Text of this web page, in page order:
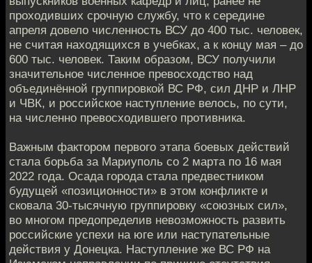
проходивших срочную службу, что к середине
апреля довело численность ВСУ до 400 тыс. человек,
не считая находящихся в учебках, а к концу мая – до
600 тыс. человек. Таким образом, ВСУ получили
значительное численное превосходство над
объединённой группировкой ВС РФ, сил ДНР и ЛНР
и ЧВК, и российское наступление велось, по сути,
на численно превосходившего противника.
Важным фактором первого этапа боевых действий
стала борьба за Мариуполь со 2 марта по 16 мая
2022 года. Осада города стала предвестником
будущей «позиционности» в этом конфликте и
сковала 30-тысячную группировку «союзных сил»,
во многом предопределив невозможность развить
российские успехи на юге или наступательные
действия у Донецка. Наступление же ВС РФ на